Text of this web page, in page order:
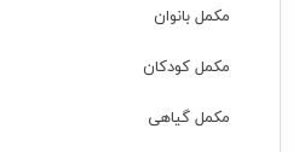
مکمل بانوان
مکمل کودکان
مکمل گیاهی